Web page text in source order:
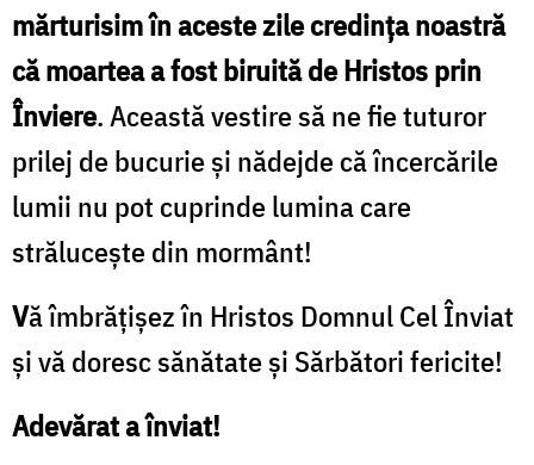
mărturisim în aceste zile credința noastră
că moartea a fost biruită de Hristos prin
Înviere. Această vestire să ne fie tuturor
prilej de bucurie şi nădejde că încercările
lumii nu pot cuprinde lumina care
strălucește din mormânt!
Vă îmbrăţişez în Hristos Domnul Cel Înviat
şi vă doresc sănătate și Sărbători fericite!
Adevărat a înviat!